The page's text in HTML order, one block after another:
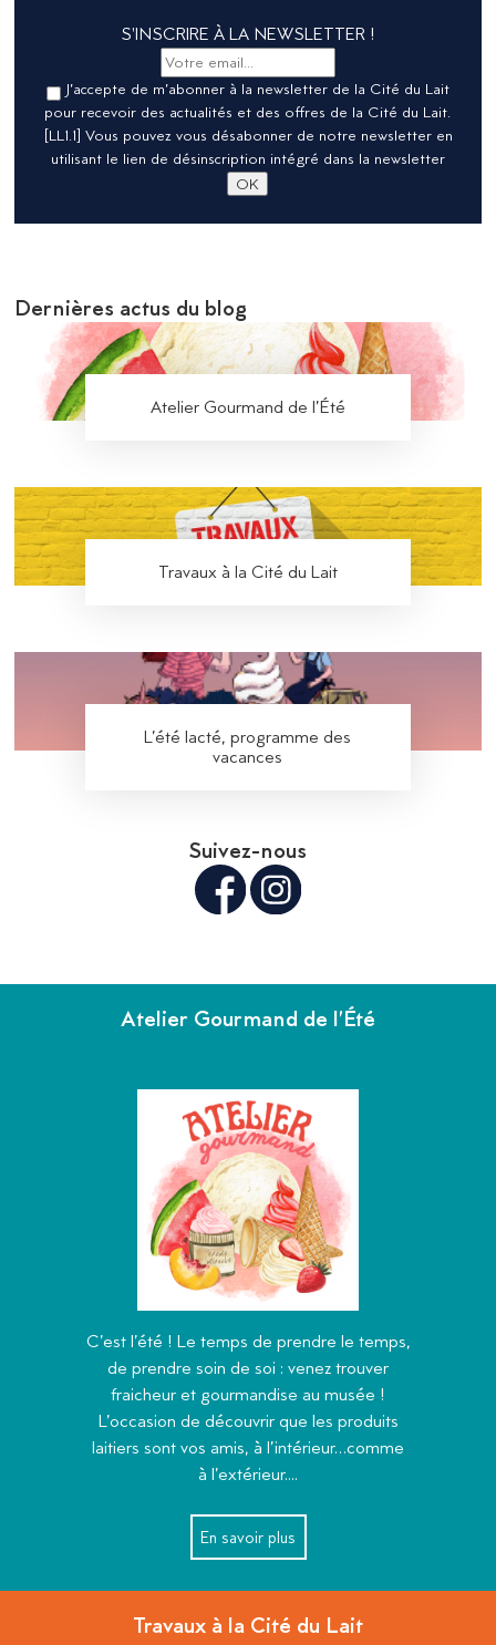
S'INSCRIRE À LA NEWSLETTER !
J’accepte de m’abonner à la newsletter de la Cité du Lait
pour recevoir des actualités et des offres de la Cité du Lait.
[LL1.1] Vous pouvez vous désabonner de notre newsletter en
utilisant le lien de désinscription intégré dans la newsletter
Dernières actus du blog
Atelier Gourmand de l’Été
Travaux à la Cité du Lait
L’été lacté, programme des
vacances
Suivez-nous
Atelier Gourmand de l’Été
C’est l’été ! Le temps de prendre le temps,
de prendre soin de soi : venez trouver
fraicheur et gourmandise au musée !
L’occasion de découvrir que les produits
laitiers sont vos amis, à l’intérieur…comme
à l’extérieur....
En savoir plus
Travaux à la Cité du Lait